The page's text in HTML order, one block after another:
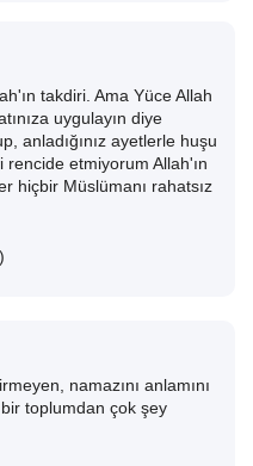
takdiri. Ama Yüce Allah
uygulayın diye
anladığınız ayetlerle huşu
rencide etmiyorum Allah'ın
hiçbir Müslümanı rahatsız
)
namazını anlamını
toplumdan çok şey